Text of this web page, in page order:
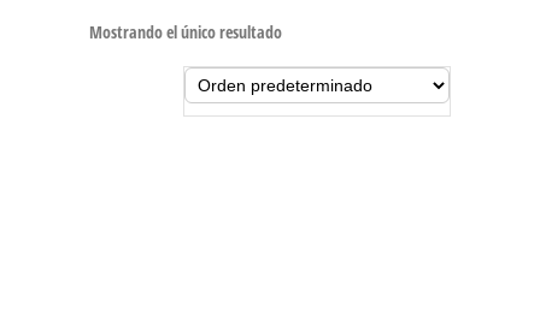
Mostrando el único resultado